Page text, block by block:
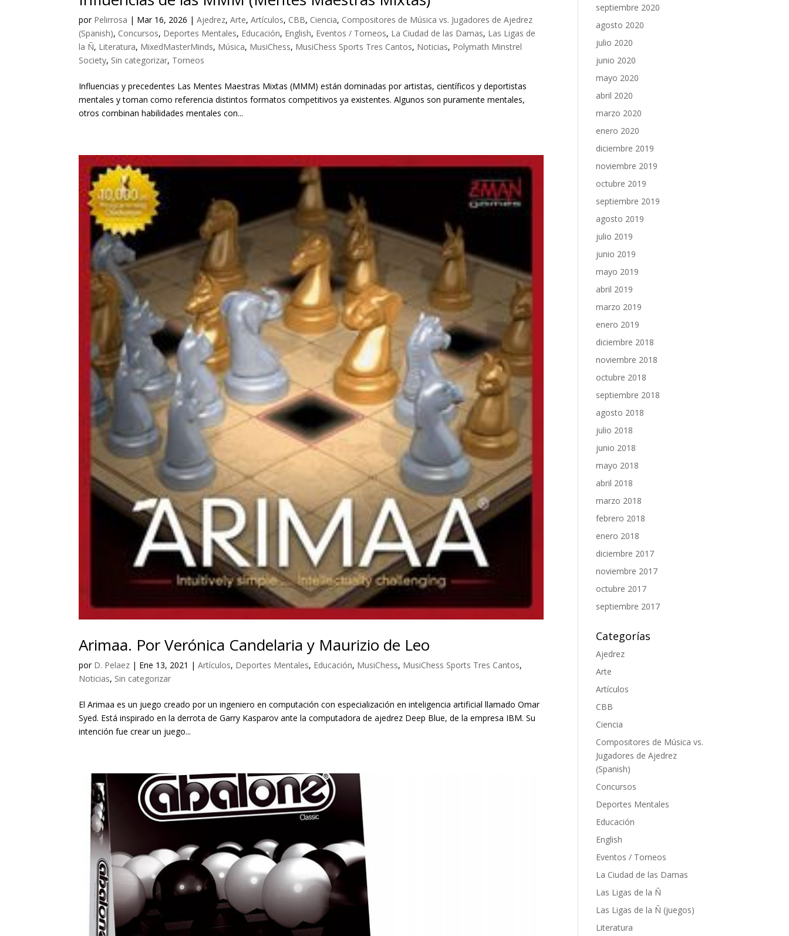
por Pelirrosa | Mar 16, 2026 |Ajedrez,Arte,Artículos, CBB, Ciencia, Compositores de Música vs. Jugadores de Ajedrez
(Spanish), Concursos, Deportes Mentales, Educación, English, Eventos / Torneos, La Ciudad de las Damas, Las Ligas de
la Ñ, Literatura, MixedMasterMinds, Música, MusiChess, MusiChess Sports Tres Cantos, Noticias, Polymath Minstrel
Society, Sin categorizar, Torneos
Influencias y precedentes Las Mentes Maestras Mixtas (MMM) están dominadas por artistas, científicos y deportistas
mentales y toman como referencia distintos formatos competitivos ya existentes. Algunos son puramente mentales,
otros combinan habilidades mentales con...
Arimaa. Por Verónica Candelaria y Maurizio de Leo
por D. Pelaez | Ene 13, 2021 |Artículos, Deportes Mentales, Educación, MusiChess, MusiChess Sports Tres Cantos,
Noticias, Sin categorizar
El Arimaa es un juego creado por un ingeniero en computación con especialización en inteligencia artificial llamado Omar
Syed. Está inspirado en la derrota de Garry Kasparov ante la computadora de ajedrez Deep Blue, de la empresa IBM. Su
intención fue crear un juego...
septiembre 2020
agosto 2020
julio 2020
junio 2020
mayo 2020
abril 2020
marzo 2020
enero 2020
diciembre 2019
noviembre 2019
octubre 2019
septiembre 2019
agosto 2019
julio 2019
junio 2019
mayo 2019
abril 2019
marzo 2019
enero 2019
diciembre 2018
noviembre 2018
octubre 2018
septiembre 2018
agosto 2018
julio 2018
junio 2018
mayo 2018
abril 2018
marzo 2018
febrero 2018
enero 2018
diciembre 2017
noviembre 2017
octubre 2017
septiembre 2017
Categorías
Ajedrez
Arte
Artículos
CBB
Ciencia
Compositores de Música vs.
Jugadores de Ajedrez
(Spanish)
Concursos
Deportes Mentales
Educación
English
Eventos / Torneos
La Ciudad de las Damas
Las Ligas de la Ñ
Las Ligas de la Ñ (juegos)
Literatura